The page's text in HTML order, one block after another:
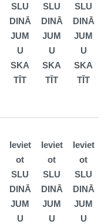
SLU
DINĀ
JUM
U
SKA
TĪT
SLU
DINĀ
JUM
U
SKA
TĪT
SLU
DINĀ
JUM
U
SKA
TĪT
Ieviet
ot
SLU
DINĀ
JUM
U
Ieviet
ot
SLU
DINĀ
JUM
U
Ieviet
ot
SLU
DINĀ
JUM
U